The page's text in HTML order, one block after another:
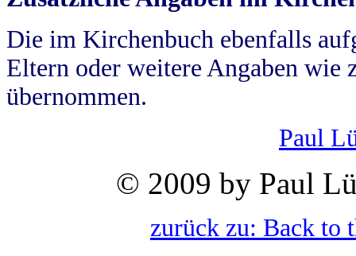
Die im Kirchenbuch ebenfalls
Eltern oder weitere Angaben wie
übernommen.
Paul
© 2009 by Paul
zurück zu: Back to